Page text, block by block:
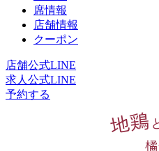
席情報
店舗情報
クーポン
店舗公式LINE
求人公式LINE
予約する